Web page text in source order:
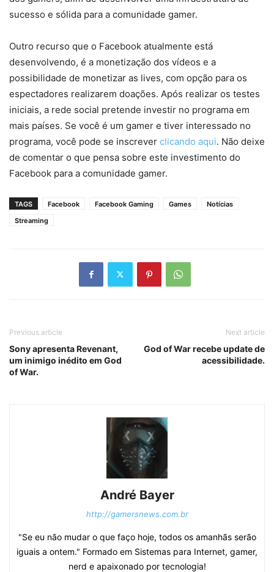
sucesso e sólida para a comunidade gamer.
Outro recurso que o Facebook atualmente está
desenvolvendo, é a monetização dos vídeos e a
possibilidade de monetizar as lives, com opção para os
espectadores realizarem doações. Após realizar os testes
iniciais, a rede social pretende investir no programa em
mais países. Se você é um gamer e tiver interessado no
programa, você pode se inscrever clicando aqui. Não deixe
de comentar o que pensa sobre este investimento do
Facebook para a comunidade gamer.
TAGS Facebook Facebook Gaming Games
Notícias
Streaming
Previous article
Sony apresenta Revenant,
um inimigo inédito em God
of War.
Next article
God of War recebe update de
acessibilidade.
André Bayer
http://gamersnews.com.br
"Se eu não mudar o que faço hoje, todos os amanhãs serão
iguais a ontem." Formado em Sistemas para Internet, gamer,
nerd e apaixonado por tecnologia!